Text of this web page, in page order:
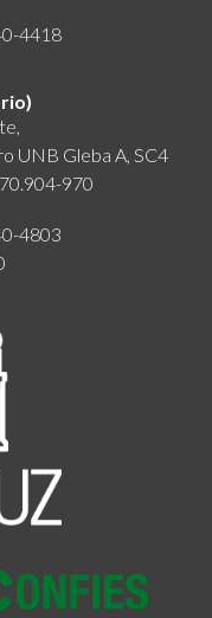
4418
UNB Gleba A, SC4
970
4803